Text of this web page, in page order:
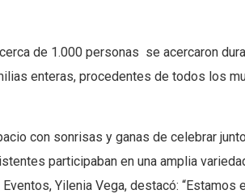
de 1.000 personas se acercaron
enteras, procedentes de todos los
con sonrisas y ganas de celebrar
participaban en una amplia
Yilenia Vega, destacó: